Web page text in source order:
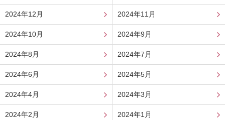
2024年12月 2024年11月
2024年10月 2024年9月
2024年8月 2024年7月
2024年6月 2024年5月
2024年4月 2024年3月
2024年2月 2024年1月